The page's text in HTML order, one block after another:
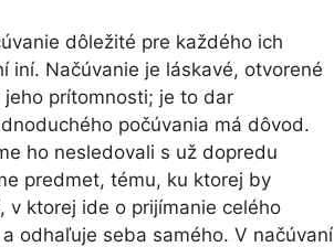
dôležité pre každého ich
iní. Načúvanie je láskavé, otvorené
prítomnosti; je to dar
počúvania má dôvod.
ho nesledovali s už dopredu
predmet, tému, ku ktorej by
v ktorej ide o prijímanie celého
odhaľuje seba samého. V načúvaní